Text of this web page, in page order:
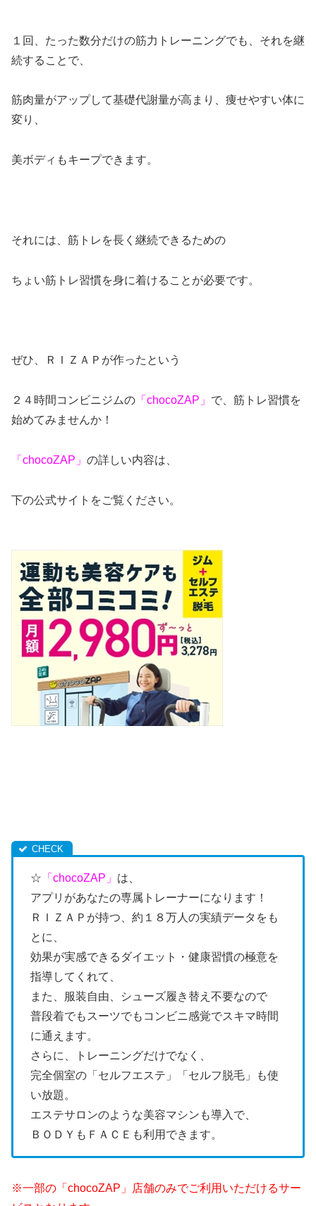
１回、たった数分だけの筋力トレーニングでも、それを継
続することで、
筋肉量がアップして基礎代謝量が高まり、痩せやすい体に
変り、
美ボディもキープできます。
それには、筋トレを長く継続できるための
ちょい筋トレ習慣を身に着けることが必要です。
ぜひ、ＲＩＺＡＰが作ったという
２４時間コンビニジムの 「chocoZAP」 で、筋トレ習慣を
始めてみませんか！
「chocoZAP」 の詳しい内容は、
下の公式サイトをご覧ください。
☆ 「chocoZAP」 は、
アプリがあなたの専属トレーナーになります！
ＲＩＺＡＰが持つ、約１８万人の実績データをも
とに、
効果が実感できるダイエット・健康習慣の極意を
指導してくれて、
また、服装自由、シューズ履き替え不要なので
普段着でもスーツでもコンビニ感覚でスキマ時間
に通えます。
さらに、トレーニングだけでなく、
完全個室の「セルフエステ」「セルフ脱毛」も使
い放題。
エステサロンのような美容マシンも導入で、
ＢＯＤＹもＦＡＣＥも利用できます。
※一部の「chocoZAP」店舗のみでご利用いただけるサー